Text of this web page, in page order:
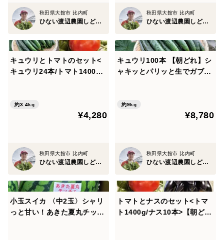
秋田県大館市 比内町
ひない渡辺農園しどけ村
秋田県大館市 比内町
ひない渡辺農園しどけ村
キュウリとトマトのセット<
キュウリ24本/トマト1400g>
約3.4kg
¥4,280
秋田県大館市 比内町
ひない渡辺農園しどけ村
キュウリ100本 【朝どれ】シ
ャキッとパリッと生でガブッ
約9kg
¥8,780
秋田県大館市 比内町
ひない渡辺農園しどけ村
小玉スイカ 〈中2玉〉シャリ
っと甘い！あきた夏丸チッチ
トマトとナスのセット<トマ
ト1400g/ナス10本>【朝ど